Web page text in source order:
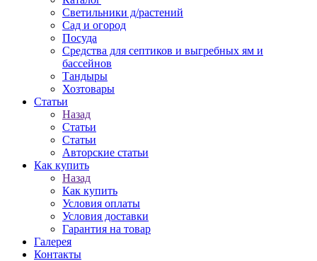
Светильники д/растений
Сад и огород
Посуда
Средства для септиков и выгребных ям и
бассейнов
Тандыры
Хозтовары
Статьи
Назад
Статьи
Статьи
Авторские статьи
Как купить
Назад
Как купить
Условия оплаты
Условия доставки
Гарантия на товар
Галерея
Контакты